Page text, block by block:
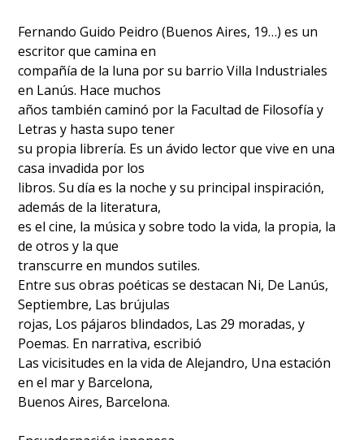
Fernando Guido Peidro (Buenos Aires, 19…) es un
escritor que camina en
compañía de la luna por su barrio Villa Industriales
en Lanús. Hace muchos
años también caminó por la Facultad de Filosofía y
Letras y hasta supo tener
su propia librería. Es un ávido lector que vive en una
casa invadida por los
libros. Su día es la noche y su principal inspiración,
además de la literatura,
es el cine, la música y sobre todo la vida, la propia, la
de otros y la que
transcurre en mundos sutiles.
Entre sus obras poéticas se destacan Ni, De Lanús,
Septiembre, Las brújulas
rojas, Los pájaros blindados, Las 29 moradas, y
Poemas. En narrativa, escribió
Las vicisitudes en la vida de Alejandro, Una estación
en el mar y Barcelona,
Buenos Aires, Barcelona.